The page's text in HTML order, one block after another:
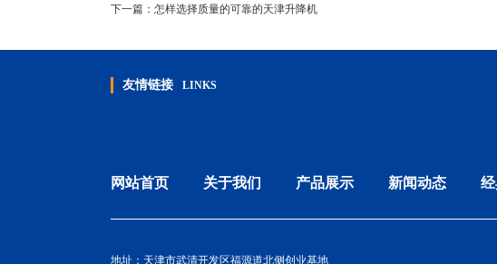
下一篇： 怎样选择质量的可靠的天津升降机
友情链接 LINKS
网站首页 关于我们 产品展示 新闻动态
地址：天津市武清开发区福源道北侧创业基地